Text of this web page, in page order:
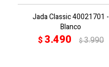
Jada Classic 40021701 -
Blanco
$3.490 $3.990